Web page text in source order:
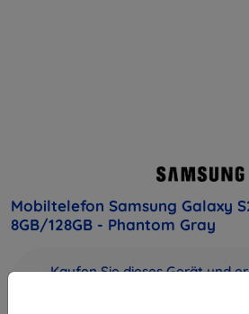
Mobiltelefon Samsung Galaxy
8GB/128GB - Phantom Gray
Kaufen Sie dieses Gerät und